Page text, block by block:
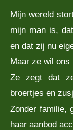
Mijn wereld
mijn man is,
en dat zij nu
Maar ze wil
Ze zegt dat
broertjes en
Zonder familie,
haar aanbod